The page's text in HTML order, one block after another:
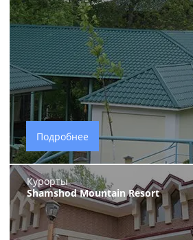
Подробнее
Курорты
Shamshod Mountain Resort